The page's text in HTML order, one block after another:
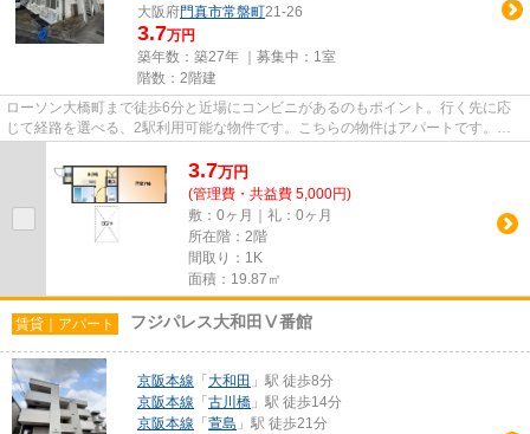
大阪府門真市常盤町21-26
3.7万円
築年数：築27年 ｜募集中： 1室
階数：2階建
ローソン大橋町まで徒歩6分と近場にコンビニがあるのもポイント。行く先に応
じて経路を選べる、2駅利用可能な物件です。こちらの物件はアパートです。駅
3.7万円
(管理費・共益費 5,000円)
敷：0ヶ月｜礼：0ヶ月
所在階：2階
間取り：1K
面積：19.87㎡
賃貸｜アパート フジパレス大和田Ⅴ番館
京阪本線 「 大和田 」駅 徒歩8分
京阪本線 「 古川橋 」駅 徒歩14分
京阪本線 「 萱島 」駅 徒歩21分